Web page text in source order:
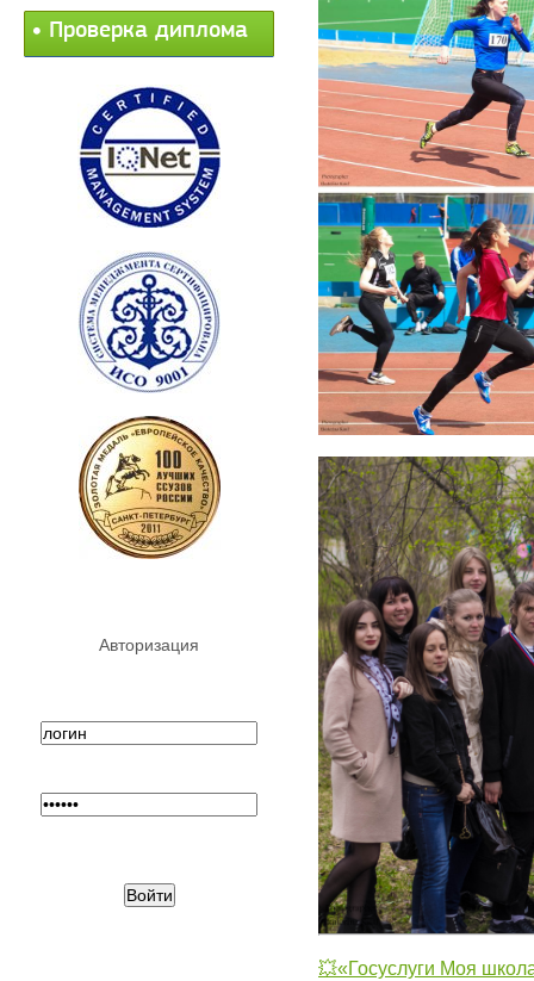
Проверка диплома
Авторизация
💥«Госуслуги Моя